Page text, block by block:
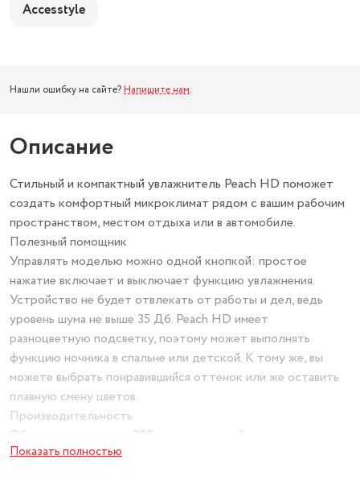
Accesstyle
Нашли ошибку на сайте? Напишите нам.
Описание
Стильный и компактный увлажнитель Peach HD поможет
создать комфортный микроклимат рядом с вашим рабочим
пространством, местом отдыха или в автомобиле.
Полезный помощник
Управлять моделью можно одной кнопкой: простое
нажатие включает и выключает функцию увлажнения.
Устройство не будет отвлекать от работы и дел, ведь
уровень шума не выше 35 Дб. Peach HD имеет
разноцветную подсветку, поэтому может выполнять
функцию ночника в спальне или детской. К тому же, вы
можете выбрать понравившийся оттенок или же оставить
плавную смену цветов.
Производительность
Объем резервуара на 300 мл позволит обеспечить
увлажнение помещений площадью до 10 кв. м. Расход воды
Показать полностью